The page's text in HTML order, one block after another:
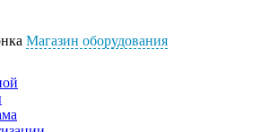
Магазин оборудования